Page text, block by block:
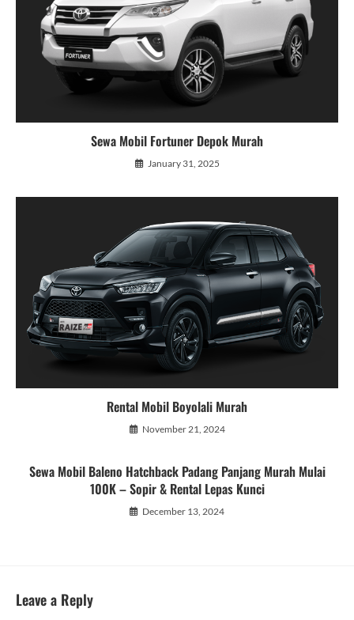
Sewa Mobil Fortuner Depok Murah
January 31, 2025
Rental Mobil Boyolali Murah
November 21, 2024
Sewa Mobil Baleno Hatchback Padang Panjang Murah Mulai
100K – Sopir & Rental Lepas Kunci
December 13, 2024
Leave a Reply